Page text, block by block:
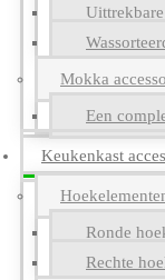
Mokka
Een
Keukenkast
Ronde
Rechte